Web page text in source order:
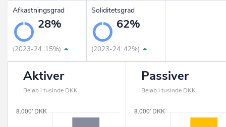
Afkastningsgrad
28%
(2023-24: 15%)
Soliditetsgrad
62%
(2023-24: 42%)
Aktiver
Beløb i tusinde DKK
Passiver
Beløb i tusinde DKK